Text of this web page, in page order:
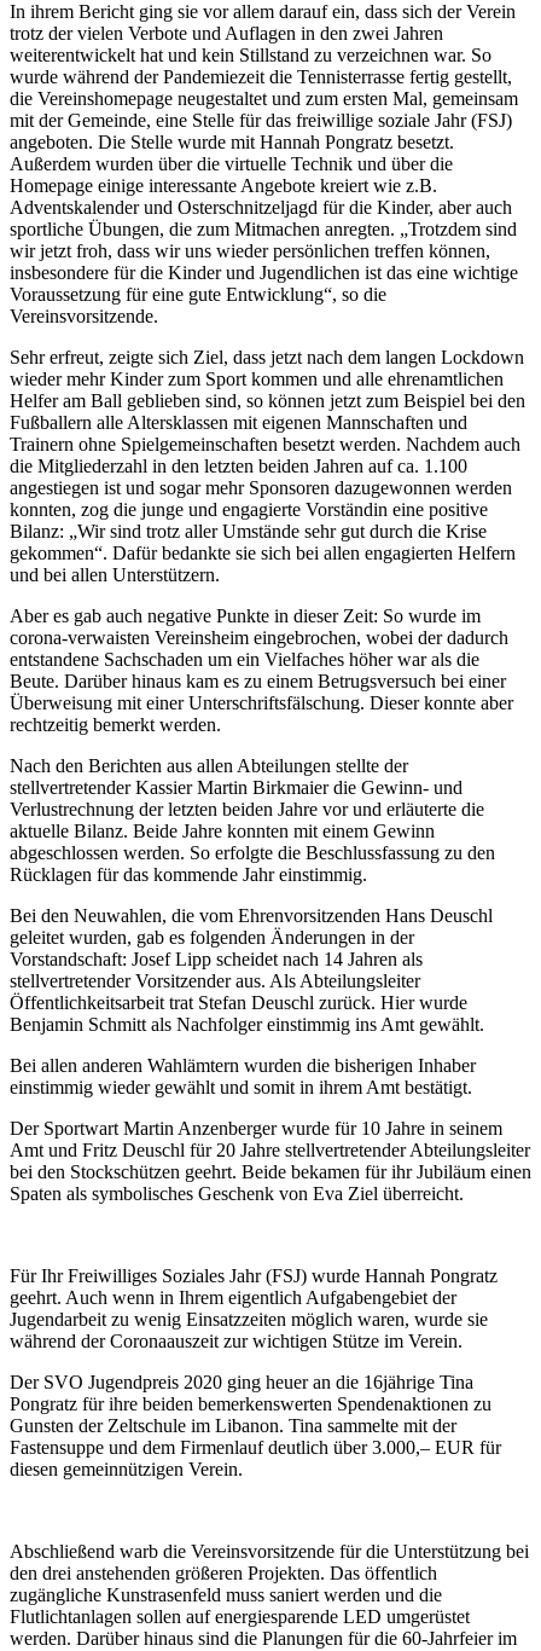
In ihrem Bericht ging sie vor allem darauf ein, dass sich der Verein
trotz der vielen Verbote und Auflagen in den zwei Jahren
weiterentwickelt hat und kein Stillstand zu verzeichnen war. So
wurde während der Pandemiezeit die Tennisterrasse fertig gestellt,
die Vereinshomepage neugestaltet und zum ersten Mal, gemeinsam
mit der Gemeinde, eine Stelle für das freiwillige soziale Jahr (FSJ)
angeboten. Die Stelle wurde mit Hannah Pongratz besetzt.
Außerdem wurden über die virtuelle Technik und über die
Homepage einige interessante Angebote kreiert wie z.B.
Adventskalender und Osterschnitzeljagd für die Kinder, aber auch
sportliche Übungen, die zum Mitmachen anregten. „Trotzdem sind
wir jetzt froh, dass wir uns wieder persönlichen treffen können,
insbesondere für die Kinder und Jugendlichen ist das eine wichtige
Voraussetzung für eine gute Entwicklung“, so die
Vereinsvorsitzende.
Sehr erfreut, zeigte sich Ziel, dass jetzt nach dem langen Lockdown
wieder mehr Kinder zum Sport kommen und alle ehrenamtlichen
Helfer am Ball geblieben sind, so können jetzt zum Beispiel bei den
Fußballern alle Altersklassen mit eigenen Mannschaften und
Trainern ohne Spielgemeinschaften besetzt werden. Nachdem auch
die Mitgliederzahl in den letzten beiden Jahren auf ca. 1.100
angestiegen ist und sogar mehr Sponsoren dazugewonnen werden
konnten, zog die junge und engagierte Vorständin eine positive
Bilanz: „Wir sind trotz aller Umstände sehr gut durch die Krise
gekommen“. Dafür bedankte sie sich bei allen engagierten Helfern
und bei allen Unterstützern.
Aber es gab auch negative Punkte in dieser Zeit: So wurde im
corona-verwaisten Vereinsheim eingebrochen, wobei der dadurch
entstandene Sachschaden um ein Vielfaches höher war als die
Beute. Darüber hinaus kam es zu einem Betrugsversuch bei einer
Überweisung mit einer Unterschriftsfälschung. Dieser konnte aber
rechtzeitig bemerkt werden.
Nach den Berichten aus allen Abteilungen stellte der
stellvertretender Kassier Martin Birkmaier die Gewinn- und
Verlustrechnung der letzten beiden Jahre vor und erläuterte die
aktuelle Bilanz. Beide Jahre konnten mit einem Gewinn
abgeschlossen werden. So erfolgte die Beschlussfassung zu den
Rücklagen für das kommende Jahr einstimmig.
Bei den Neuwahlen, die vom Ehrenvorsitzenden Hans Deuschl
geleitet wurden, gab es folgenden Änderungen in der
Vorstandschaft: Josef Lipp scheidet nach 14 Jahren als
stellvertretender Vorsitzender aus. Als Abteilungsleiter
Öffentlichkeitsarbeit trat Stefan Deuschl zurück. Hier wurde
Benjamin Schmitt als Nachfolger einstimmig ins Amt gewählt.
Bei allen anderen Wahlämtern wurden die bisherigen Inhaber
einstimmig wieder gewählt und somit in ihrem Amt bestätigt.
Der Sportwart Martin Anzenberger wurde für 10 Jahre in seinem
Amt und Fritz Deuschl für 20 Jahre stellvertretender Abteilungsleiter
bei den Stockschützen geehrt. Beide bekamen für ihr Jubiläum einen
Spaten als symbolisches Geschenk von Eva Ziel überreicht.
Für Ihr Freiwilliges Soziales Jahr (FSJ) wurde Hannah Pongratz
geehrt. Auch wenn in Ihrem eigentlich Aufgabengebiet der
Jugendarbeit zu wenig Einsatzzeiten möglich waren, wurde sie
während der Coronaauszeit zur wichtigen Stütze im Verein.
Der SVO Jugendpreis 2020 ging heuer an die 16jährige Tina
Pongratz für ihre beiden bemerkenswerten Spendenaktionen zu
Gunsten der Zeltschule im Libanon. Tina sammelte mit der
Fastensuppe und dem Firmenlauf deutlich über 3.000,– EUR für
diesen gemeinnützigen Verein.
Abschließend warb die Vereinsvorsitzende für die Unterstützung bei
den drei anstehenden größeren Projekten. Das öffentlich
zugängliche Kunstrasenfeld muss saniert werden und die
Flutlichtanlagen sollen auf energiesparende LED umgerüstet
werden. Darüber hinaus sind die Planungen für die 60-Jahrfeier im